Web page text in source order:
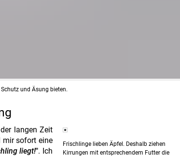
und Äsung bieten.
Frischlinge lieben Äpfel. Deshalb ziehen
Kirrungen mit entsprechendem Futter die
langen Zeit
mir sofort eine
liegt!". Ich